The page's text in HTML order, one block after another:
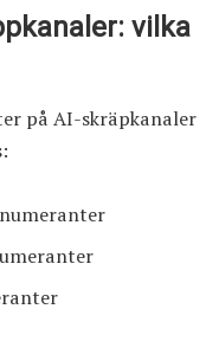
vilka
på AI-skräpkanaler